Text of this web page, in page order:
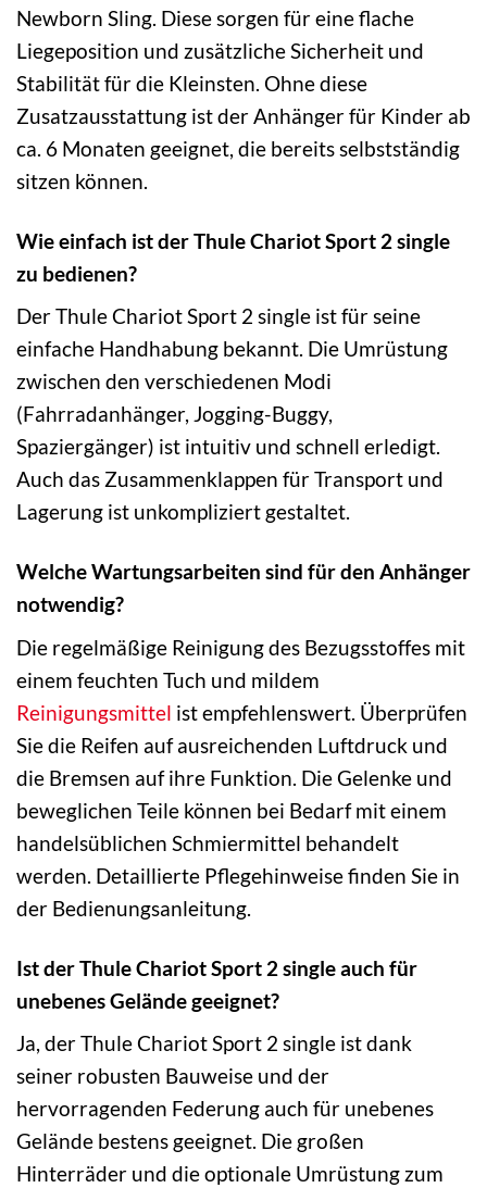
Newborn Sling. Diese sorgen für eine flache
Liegeposition und zusätzliche Sicherheit und
Stabilität für die Kleinsten. Ohne diese
Zusatzausstattung ist der Anhänger für Kinder ab
ca. 6 Monaten geeignet, die bereits selbstständig
sitzen können.
Wie einfach ist der Thule Chariot Sport 2 single
zu bedienen?
Der Thule Chariot Sport 2 single ist für seine
einfache Handhabung bekannt. Die Umrüstung
zwischen den verschiedenen Modi
(Fahrradanhänger, Jogging-Buggy,
Spaziergänger) ist intuitiv und schnell erledigt.
Auch das Zusammenklappen für Transport und
Lagerung ist unkompliziert gestaltet.
Welche Wartungsarbeiten sind für den Anhänger
notwendig?
Die regelmäßige Reinigung des Bezugsstoffes mit
einem feuchten Tuch und mildem
Reinigungsmittel ist empfehlenswert. Überprüfen
Sie die Reifen auf ausreichenden Luftdruck und
die Bremsen auf ihre Funktion. Die Gelenke und
beweglichen Teile können bei Bedarf mit einem
handelsüblichen Schmiermittel behandelt
werden. Detaillierte Pflegehinweise finden Sie in
der Bedienungsanleitung.
Ist der Thule Chariot Sport 2 single auch für
unebenes Gelände geeignet?
Ja, der Thule Chariot Sport 2 single ist dank
seiner robusten Bauweise und der
hervorragenden Federung auch für unebenes
Gelände bestens geeignet. Die großen
Hinterräder und die optionale Umrüstung zum